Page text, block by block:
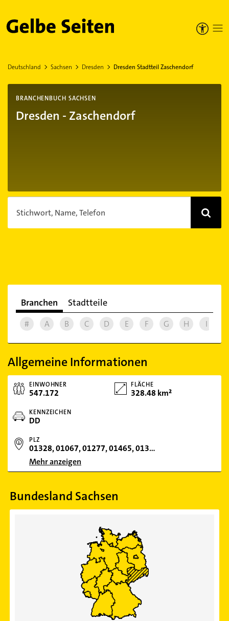
Gelbe Seiten
Deutschland Sachsen Dresden Dresden Stadtteil Zaschendorf
BRANCHENBUCH SACHSEN
Dresden - Zaschendorf
Stichwort, Name, Telefon
Branchen Stadtteile
# A B C D E F G H I
Allgemeine Informationen
EINWOHNER
547.172
FLÄCHE
328.48 km²
KENNZEICHEN
DD
PLZ
01328, 01067, 01277, 01465, 01324, 01187, 01237, 01159, 01109, 01156, 01279, 01099, 01097, 01157, 01217, 01326, 01069, 01307, 01108, 01239, 01189, 01139, 01257, 01309, 01169, 01219, 01259, 01129, 01127, 01071, 01141, 01287
Mehr anzeigen
Bundesland Sachsen